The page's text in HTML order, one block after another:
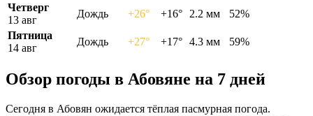
Четверг
13 авг
Дождь +26° +16° 2.2 мм
52%
Пятница
14 авг
Дождь +27° +17° 4.3 мм 59%
Обзор погоды в Абовяне на 7 дней
Сегодня в Абовян ожидается тёплая пасмурная погода.